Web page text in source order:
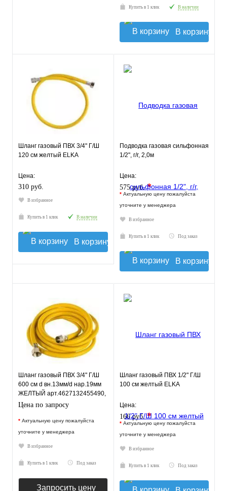
Купить в 1 клик В наличии
В корзину
Шланг газовый ПВХ 3/4" Г/Ш
120 см желтый ELKA
Цена:
310 руб.
В избранное
Купить в 1 клик В наличии
В корзину
Подводка газовая сильфонная
1/2", г/г, 2,0м
Цена:
575 руб.*
* Актуальную цену пожалуйста
уточните у менеджера
В избранное
Купить в 1 клик Под заказ
В корзину
Шланг газовый ПВХ 3/4" Г/Ш
600 см d вн.13мм/d нар.19мм
ЖЕЛТЫЙ арт.4627132455490,
ELKA
Цена по запросу
* Актуальную цену пожалуйста
уточните у менеджера
В избранное
Купить в 1 клик Под заказ
Запросить цену
Шланг газовый ПВХ 1/2" Г/Ш
100 см желтый ELKA
Цена:
166 руб.*
* Актуальную цену пожалуйста
уточните у менеджера
В избранное
Купить в 1 клик Под заказ